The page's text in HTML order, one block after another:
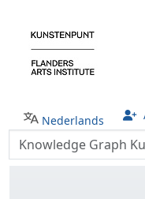
Nederlands